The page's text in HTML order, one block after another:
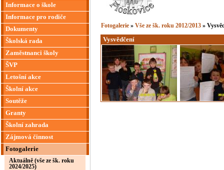
Informace o škole
Informace pro rodiče
Dokumenty
Školská rada
Zaměstnanci školy
ŠVP
Letošní akce
Školní akce
Soutěže
Granty
Školní zahrada
Zájmová činnost
Fotogalerie
Aktuálně (vše ze šk. roku
2024/2025)
Fotogalerie »Vše ze šk. roku 2012/2013 »
Vysvědčení